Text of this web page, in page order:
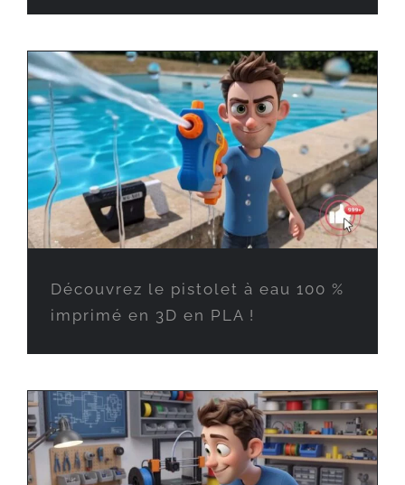
Découvrez le pistolet à eau 100 %
imprimé en 3D en PLA !